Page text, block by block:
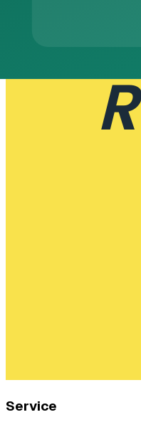
Service